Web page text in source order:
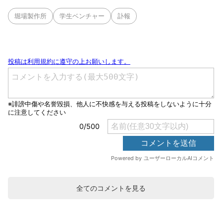
堀場製作所 学生ベンチャー 訃報
全てのコメントを見る